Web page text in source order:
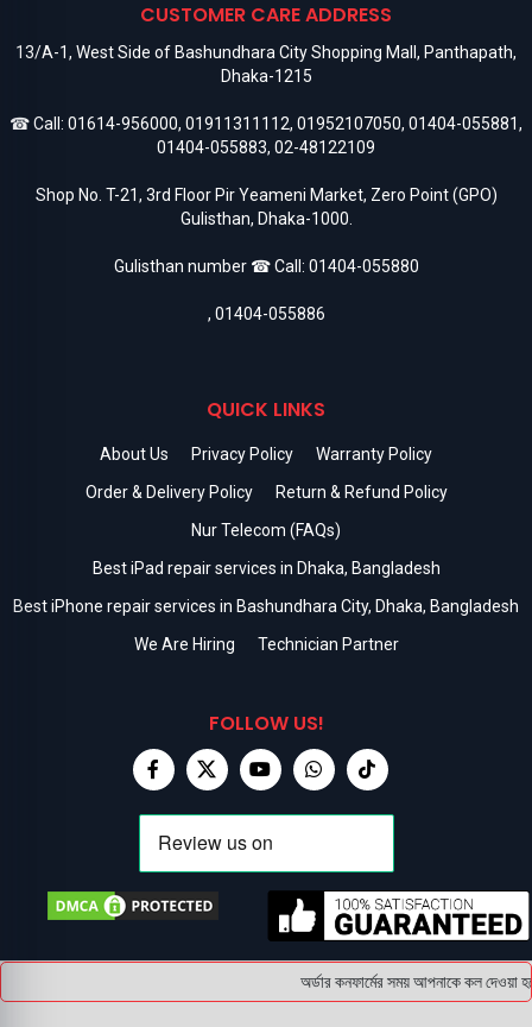
CUSTOMER CARE ADDRESS
13/A-1, West Side of Bashundhara City Shopping Mall, Panthapath,
Dhaka-1215
☎ Call: 01614-956000, 01911311112, 01952107050, 01404-055881,
01404-055883, 02-48122109
Shop No. T-21, 3rd Floor Pir Yeameni Market, Zero Point (GPO)
Gulisthan, Dhaka-1000.
Gulisthan number ☎ Call: 01404-055880
, 01404-055886
QUICK LINKS
About Us Privacy Policy
Warranty Policy
Order & Delivery Policy
Return & Refund Policy
Nur Telecom (FAQs)
Best iPad repair services in Dhaka, Bangladesh
Best iPhone repair services in Bashundhara City, Dhaka, Bangladesh
We Are Hiring
Technician Partner
FOLLOW US!
অর্ডার কনফার্মের সময় আপনাকে কল